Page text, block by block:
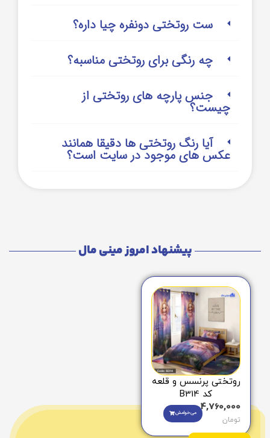
ست روتختی دونفره چیا داره؟
چه رنگی برای روتختی مناسبه؟
جنس پارچه های روتختی از
چیست؟
آیا رنگ روتختی ها دقیقا همانند
عکس های موجود در سایت است؟
پیشنهاد امروز مینی مال
روتختی پرنسس و قلعه
کد B314
4,760,000
تومان
می‌خوامش